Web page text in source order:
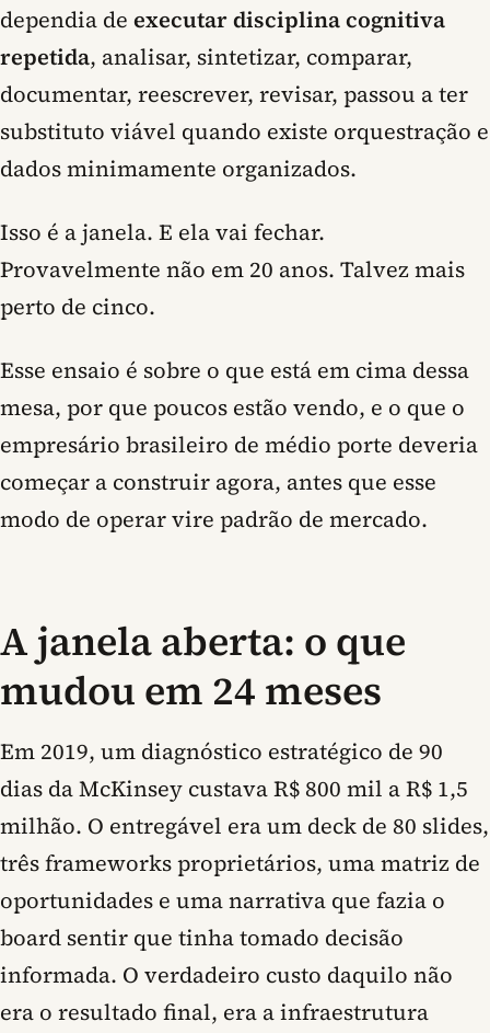
dependia de executar disciplina cognitiva
repetida, analisar, sintetizar, comparar,
documentar, reescrever, revisar, passou a ter
substituto viável quando existe orquestração e
dados minimamente organizados.
Isso é a janela. E ela vai fechar.
Provavelmente não em 20 anos. Talvez mais
perto de cinco.
Esse ensaio é sobre o que está em cima dessa
mesa, por que poucos estão vendo, e o que o
empresário brasileiro de médio porte deveria
começar a construir agora, antes que esse
modo de operar vire padrão de mercado.
A janela aberta: o que
mudou em 24 meses
Em 2019, um diagnóstico estratégico de 90
dias da McKinsey custava R$ 800 mil a R$ 1,5
milhão. O entregável era um deck de 80 slides,
três frameworks proprietários, uma matriz de
oportunidades e uma narrativa que fazia o
board sentir que tinha tomado decisão
informada. O verdadeiro custo daquilo não
era o resultado final, era a infraestrutura